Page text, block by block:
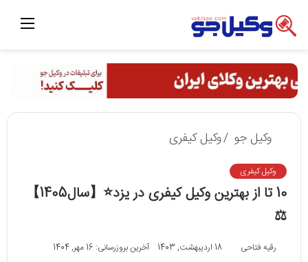
منو
وکیل جو /وکیل کیفری
وکیل کیفری
10 تا از بهترین وکیل کیفری در یزد⭐【سال1405】
⚖️
رقیه فتاحی 18 اردیبهشت, 1403
آخرین بروزرسانی: 16 مهر, 1404